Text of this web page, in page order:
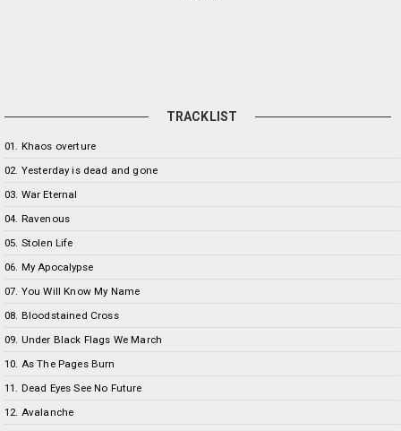
TRACKLIST
01. Khaos overture
02. Yesterday is dead and gone
03. War Eternal
04. Ravenous
05. Stolen Life
06. My Apocalypse
07. You Will Know My Name
08. Bloodstained Cross
09. Under Black Flags We March
10. As The Pages Burn
11. Dead Eyes See No Future
12. Avalanche